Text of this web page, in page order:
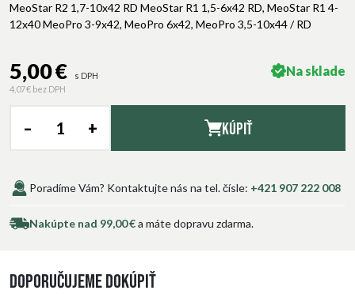
MeoStar R2 1,7-10x42 RD MeoStar R1 1,5-6x42 RD, MeoStar R1 4-
12x40 MeoPro 3-9x42, MeoPro 6x42, MeoPro 3,5-10x44 / RD
5,00 €
s DPH
4,07 € bez DPH
Na sklade
– + Kúpiť
Poradíme Vám? Kontaktujte nás na tel. čísle: +421 907 222 008
Nakúpte nad 99,00 €a máte dopravu zdarma.
Doporučujeme dokúpiť